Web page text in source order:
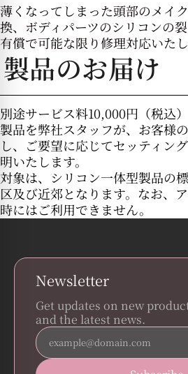
薄くなってしまった頭部のメイ
換、ボディパーツのシリコンの裂
有償で可能な限り修理対応いたし
別途サービス料10,000円（税込
製品を弊社スタッフが、お客様
し、ご要望に応じてセッティン
明いたします。
対象は、シリコン一体型製品の
区及び近郊となります。なお、
時にはご利用できません。
製品のお届け
Newsletter
Get updates on new
and the latest news.